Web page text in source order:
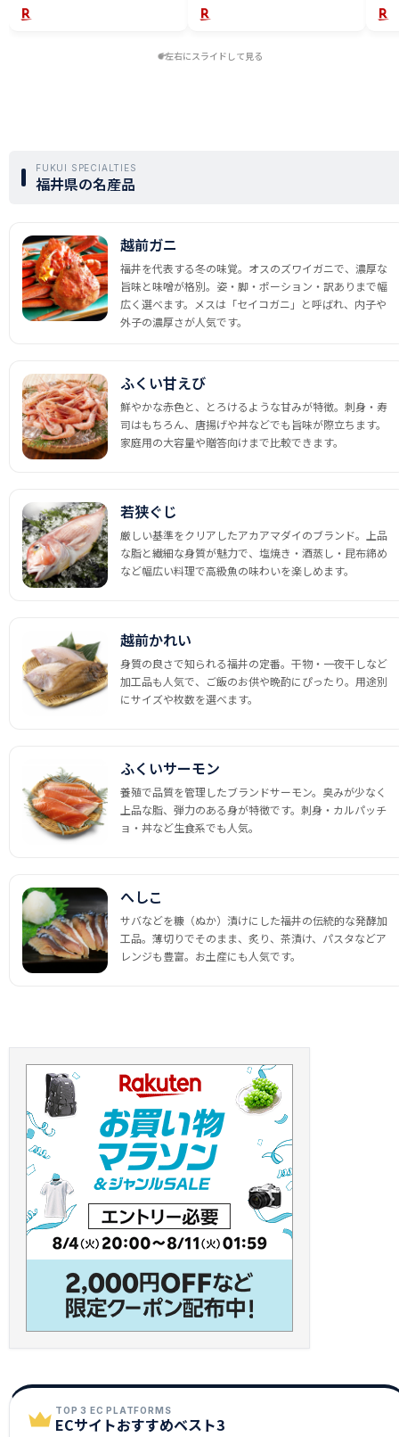
左右にスライドして見る
FUKUI SPECIALTIES
福井県の名産品
越前ガニ
福井を代表する冬の味覚。オスのズワイガニで、濃厚な
旨味と味噌が格別。姿・脚・ポーション・訳ありまで幅
広く選べます。メスは「セイコガニ」と呼ばれ、内子や
外子の濃厚さが人気です。
ふくい甘えび
鮮やかな赤色と、とろけるような甘みが特徴。刺身・寿
司はもちろん、唐揚げや丼などでも旨味が際立ちます。
家庭用の大容量や贈答向けまで比較できます。
若狭ぐじ
厳しい基準をクリアしたアカアマダイのブランド。上品
な脂と繊細な身質が魅力で、塩焼き・酒蒸し・昆布締め
など幅広い料理で高級魚の味わいを楽しめます。
越前かれい
身質の良さで知られる福井の定番。干物・一夜干しなど
加工品も人気で、ご飯のお供や晩酌にぴったり。用途別
にサイズや枚数を選べます。
ふくいサーモン
養殖で品質を管理したブランドサーモン。臭みが少なく
上品な脂、弾力のある身が特徴です。刺身・カルパッチ
ョ・丼など生食系でも人気。
へしこ
サバなどを糠（ぬか）漬けにした福井の伝統的な発酵加
工品。薄切りでそのまま、炙り、茶漬け、パスタなどア
レンジも豊富。お土産にも人気です。
TOP 3 EC PLATFORMS
ECサイトおすすめベスト3